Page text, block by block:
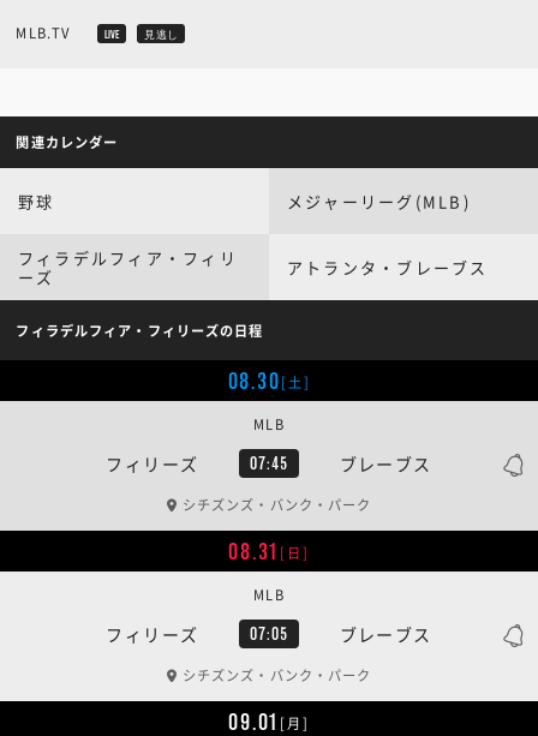
MLB.TV LIVE 見逃し
関連カレンダー
野球 メジャーリーグ(MLB)
フィラデルフィア・フィリ
ーズ
アトランタ・ブレーブス
フィラデルフィア・フィリーズの日程
08.30[土]
フィリーズ 07:45 ブレーブス
MLB
シチズンズ・バンク・パーク
08.31 [日]
フィリーズ 07:05 ブレーブス
MLB
シチズンズ・バンク・パーク
09.01 [月]